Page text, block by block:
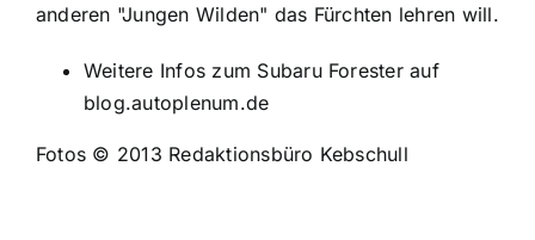
anderen "Jungen Wilden" das Fürchten lehren will.
Weitere Infos zum Subaru Forester auf
blog.autoplenum.de
Fotos © 2013 Redaktionsbüro Kebschull